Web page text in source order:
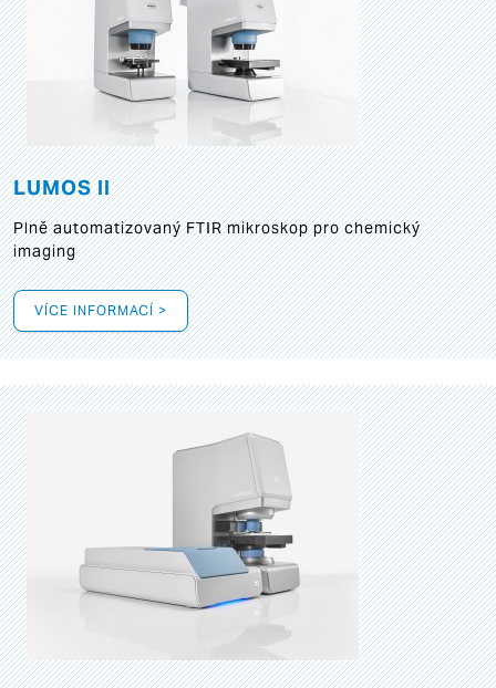
LUMOS II
Plně automatizovaný FTIR mikroskop pro chemický
imaging
VÍCE INFORMACÍ >